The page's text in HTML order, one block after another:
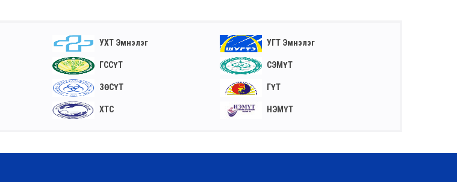
УХТ Эмнэлэг УГТ Эмнэлэг
ГССҮТ СЭМҮТ
ЗӨСҮТ ГҮТ
ХТС НЭМҮТ